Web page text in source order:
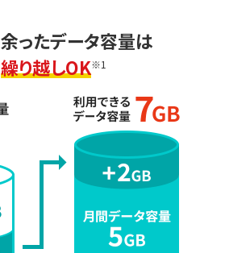
余ったデータ容量は
繰り越しOK※1